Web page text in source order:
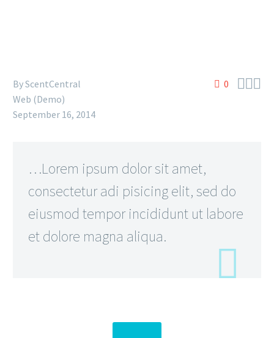
0 
ByScentCentral
Web (Demo)
September 16, 2014
…Lorem ipsum dolor sit amet,
consectetur adi pisicing elit, sed do
eiusmod tempor incididunt ut labore
et dolore magna aliqua.